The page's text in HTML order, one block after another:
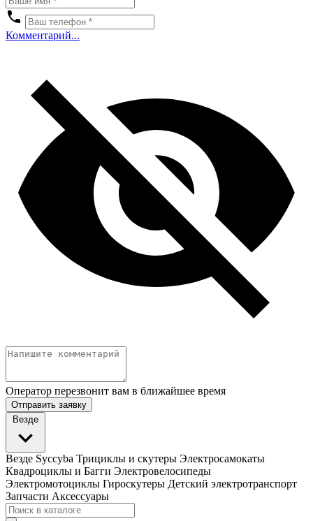
Комментарий...
Оператор перезвонит вам в ближайшее время
Отправить заявку
Везде
Везде Syccyba Трициклы и скутеры Электросамокаты
Квадроциклы и Багги Электровелосипеды
Электромотоциклы Гироскутеры Детский электротранспорт
Запчасти Аксессуары